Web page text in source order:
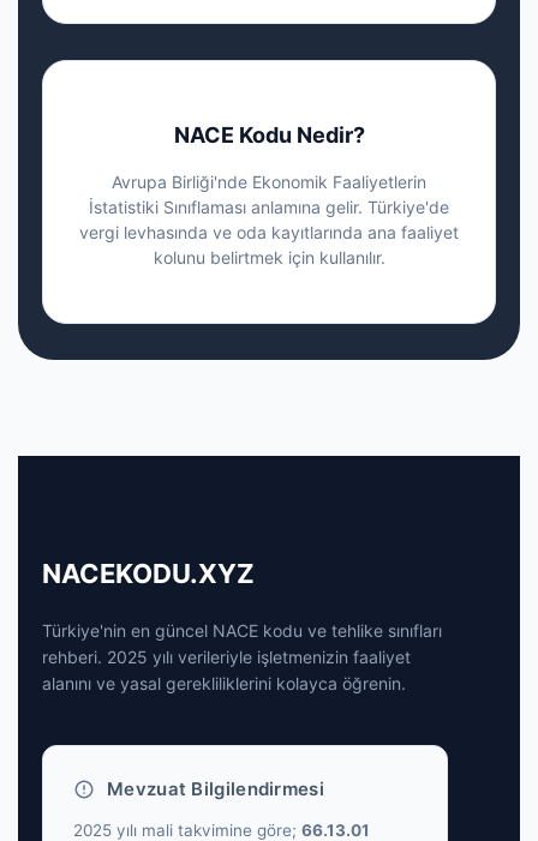
NACE Kodu Nedir?
Avrupa Birliği'nde Ekonomik Faaliyetlerin
İstatistiki Sınıflaması anlamına gelir. Türkiye'de
vergi levhasında ve oda kayıtlarında ana faaliyet
kolunu belirtmek için kullanılır.
NACEKODU.XYZ
Türkiye'nin en güncel NACE kodu ve tehlike sınıfları
rehberi. 2025 yılı verileriyle işletmenizin faaliyet
alanını ve yasal gerekliliklerini kolayca öğrenin.
Mevzuat Bilgilendirmesi
2025 yılı mali takvimine göre; 66.13.01